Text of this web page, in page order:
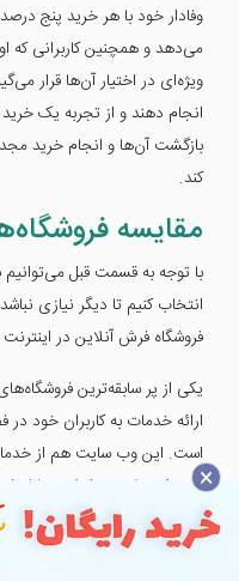
وفادار خود با هر خرید پنج
می‌دهد و همچنین کاربرانی که
ویژه‌ای در اختیار آن‌ها قرار
انجام دهند و از تجربه یک
بازگشت آن‌ها و انجام خرید
کند.
مقایسه
با توجه به قسمت قبل می‌توانیم
انتخاب کنیم تا دیگر نیازی
فروشگاه فرش آنلاین در
ارائه خدمات به کاربران خود
است. این وب سایت هم از
می‌تواند علاوه بر فرش و تابلو
جستجوی سایر کالاهای
معمولاً برای افزایش جلوه
×